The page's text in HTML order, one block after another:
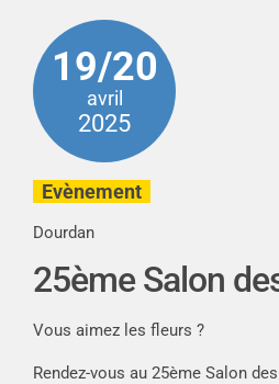
19/20
avril
2025
Evènement
Dourdan
25ème Salon
Vous aimez les fleurs ?
Rendez-vous au 25ème Salon